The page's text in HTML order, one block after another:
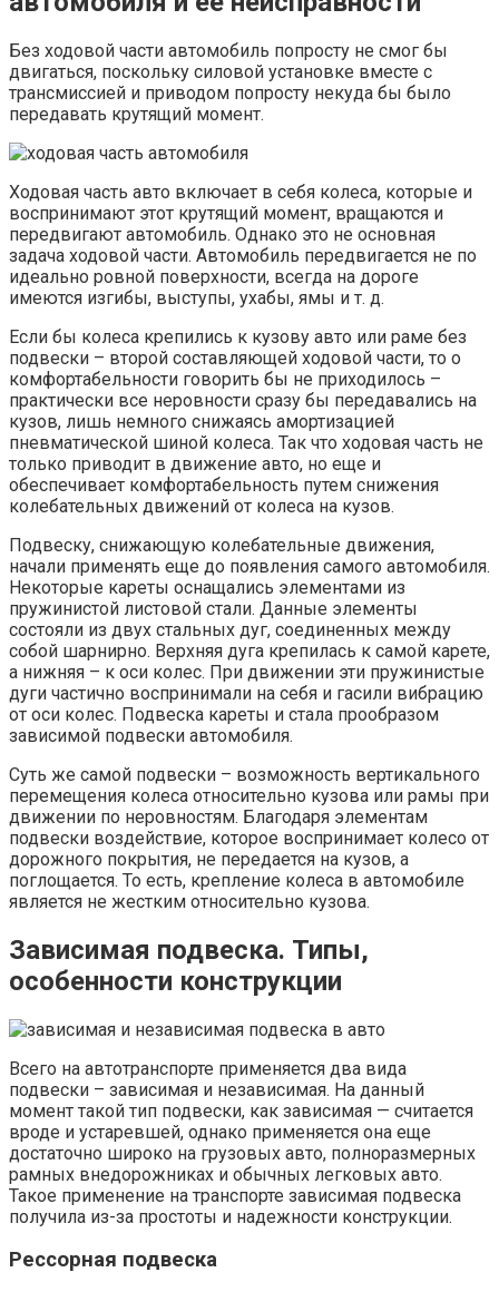
Без ходовой части автомобиль попросту не смог бы
двигаться, поскольку силовой установке вместе с
трансмиссией и приводом попросту некуда бы было
передавать крутящий момент.
Ходовая часть авто включает в себя колеса, которые и
воспринимают этот крутящий момент, вращаются и
передвигают автомобиль. Однако это не основная
задача ходовой части. Автомобиль передвигается не по
идеально ровной поверхности, всегда на дороге
имеются изгибы, выступы, ухабы, ямы и т. д.
Если бы колеса крепились к кузову авто или раме без
подвески – второй составляющей ходовой части, то о
комфортабельности говорить бы не приходилось –
практически все неровности сразу бы передавались на
кузов, лишь немного снижаясь амортизацией
пневматической шиной колеса. Так что ходовая часть не
только приводит в движение авто, но еще и
обеспечивает комфортабельность путем снижения
колебательных движений от колеса на кузов.
Подвеску, снижающую колебательные движения,
начали применять еще до появления самого автомобиля.
Некоторые кареты оснащались элементами из
пружинистой листовой стали. Данные элементы
состояли из двух стальных дуг, соединенных между
собой шарнирно. Верхняя дуга крепилась к самой карете,
а нижняя – к оси колес. При движении эти пружинистые
дуги частично воспринимали на себя и гасили вибрацию
от оси колес. Подвеска кареты и стала прообразом
зависимой подвески автомобиля.
Суть же самой подвески – возможность вертикального
перемещения колеса относительно кузова или рамы при
движении по неровностям. Благодаря элементам
подвески воздействие, которое воспринимает колесо от
дорожного покрытия, не передается на кузов, а
поглощается. То есть, крепление колеса в автомобиле
является не жестким относительно кузова.
Зависимая подвеска. Типы,
особенности конструкции
Всего на автотранспорте применяется два вида
подвески – зависимая и независимая. На данный
момент такой тип подвески, как зависимая — считается
вроде и устаревшей, однако применяется она еще
достаточно широко на грузовых авто, полноразмерных
рамных внедорожниках и обычных легковых авто.
Такое применение на транспорте зависимая подвеска
получила из-за простоты и надежности конструкции.
Рессорная подвеска